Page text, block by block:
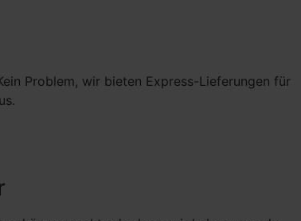
Problem, wir bieten Express-Lieferungen für